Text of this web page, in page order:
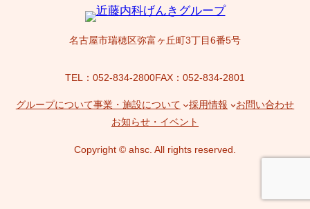
名古屋市瑞穂区弥富ヶ丘町3丁目6番5号
TEL：052-834-2800FAX：052-834-2801
グループについて事業・施設について 採用情報
お問い合わせ
お知らせ・イベント
Copyright © ahsc. All rights reserved.